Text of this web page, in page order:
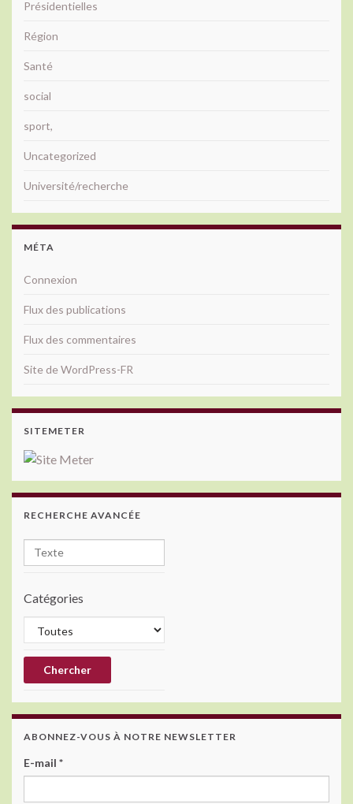
Présidentielles
Région
Santé
social
sport,
Uncategorized
Université/recherche
MÉTA
Connexion
Flux des publications
Flux des commentaires
Site de WordPress-FR
SITEMETER
RECHERCHE AVANCÉE
Catégories
ABONNEZ-VOUS À NOTRE NEWSLETTER
E-mail *